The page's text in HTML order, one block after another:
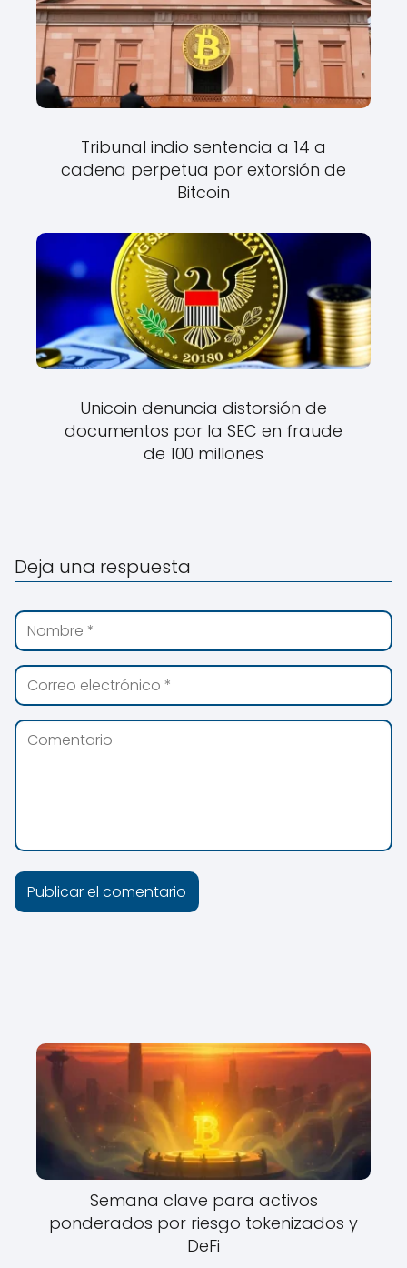
Tribunal indio sentencia a 14 a
cadena perpetua por extorsión de
Bitcoin
Unicoin denuncia distorsión de
documentos por la SEC en fraude
de 100 millones
Deja una respuesta
Semana clave para activos
ponderados por riesgo tokenizados y
DeFi